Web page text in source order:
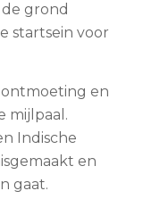
de grond
startsein voor
en
mijlpaal.
Indische
en
gaat.